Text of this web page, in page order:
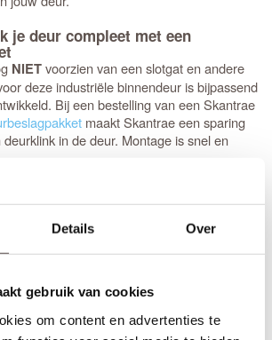
Details Over
gebruik van cookies
om content en advertenties te
je deur compleet met een
NIETvoorzien van een slotgat en andere
deze industriële binnendeur is bijpassend
Bij een bestelling van een Skantrae
maakt Skantrae een sparing
in de deur. Montage is snel en
en insteeksloten passen niet in
zijn het mooist. De meest gebruikte
kogellager scharnieren van 89 mm met
is 3 stuks per deur te monteren.